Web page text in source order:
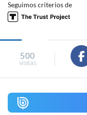
Seguimos criterios de
500
visitas